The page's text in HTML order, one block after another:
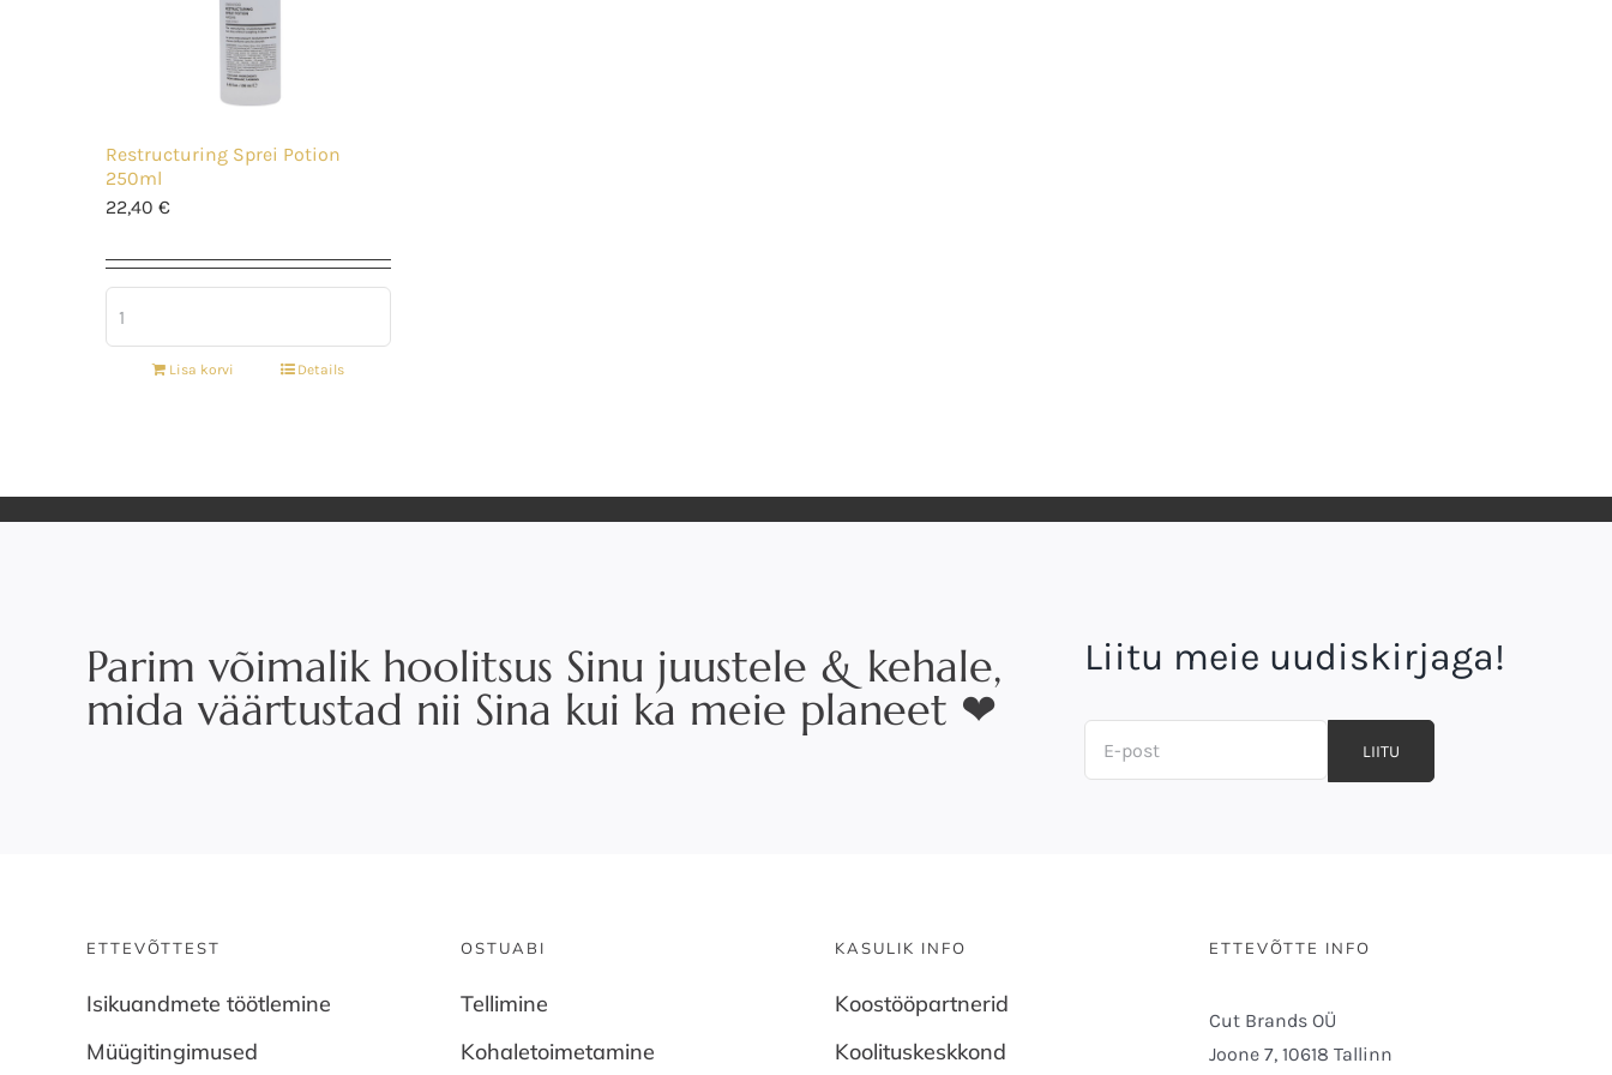
Restructuring Sprei Potion
250ml
22,40 €
Lisa korvi Details
Parim võimalik hoolitsus Sinu juustele & kehale,
mida väärtustad nii Sina kui ka meie planeet ❤
Liitu meie uudiskirjaga!
LIITU
ETTEVÕTTEST
Isikuandmete töötlemine
Müügitingimused
OSTUABI
Tellimine
Kohaletoimetamine
KASULIK INFO
Koostööpartnerid
Koolituskeskkond
ETTEVÕTTE INFO
Cut Brands OÜ
Joone 7, 10618 Tallinn